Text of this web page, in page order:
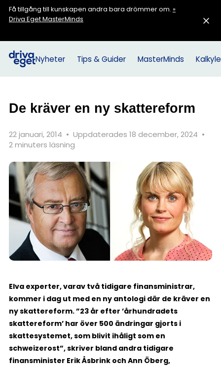
Få tillgång till kunskapen andra bara drömmer om. »
Driva Eget MasterMinds
Nyheter Tips & Guider MasterMinds
De kräver en ny skattereform
22 januari, 2014 • Uppdaterades 18 december, 2024 •
2 minuters läsning
Elva experter, varav två tidigare finansministrar,
kommer i dag ut med en ny antologi där de kräver en
ny skattereform. ”23 år efter ’århundradets
skattereform’ har över 500 ändringar gjorts i
skattesystemet, som blivit ihåligt som en
schweizerost”, skriver bland andra tidigare
finansminister Erik Åsbrink och Ann Öberg,